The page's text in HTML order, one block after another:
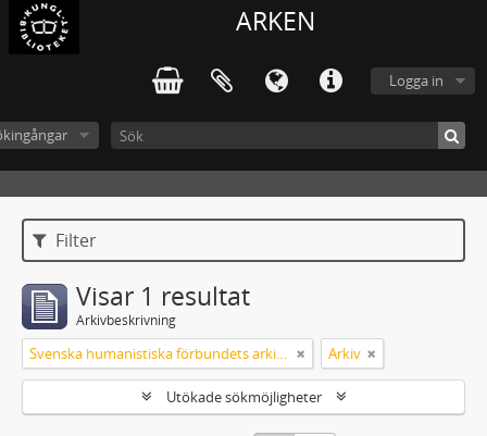
ARKEN
Logga in
Filter
Visar 1 resultat
Arkivbeskrivning
Svenska humanistiska förbundets arkiv: handlingar 2003-2012 Arkiv
Utökade sökmöjligheter